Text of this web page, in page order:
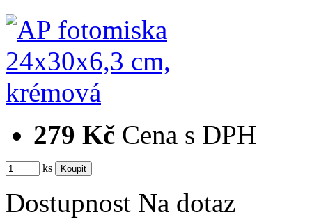
279 Kč Cena s DPH
ks
Dostupnost Na dotaz